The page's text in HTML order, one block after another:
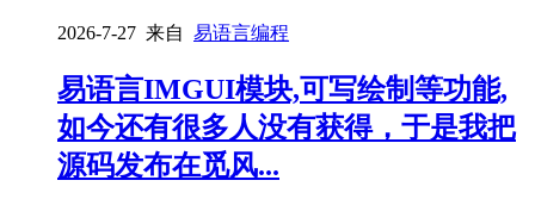
2026-7-27 来自 易语言编程
易语言IMGUI模块,可写绘制等功能,
如今还有很多人没有获得，于是我把
源码发布在觅风...